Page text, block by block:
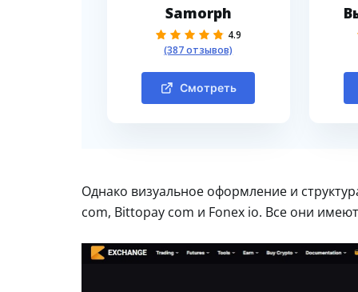
Samorph
4.9
(387 отзывов)
Смотреть
Однако визуальное оформление и
com, Bittopay com и Fonex io. Все они